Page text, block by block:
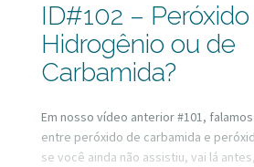
ID#102 –
Hidrogênio ou de
Carbamida?
Em nosso vídeo anterior #101,
entre peróxido de carbamida e
se você ainda não assistiu, vai lá